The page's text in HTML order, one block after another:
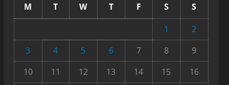
M T W T F S
S
1
2
3
4 5 6 7 8
9
10
11 12 13 14 15 16